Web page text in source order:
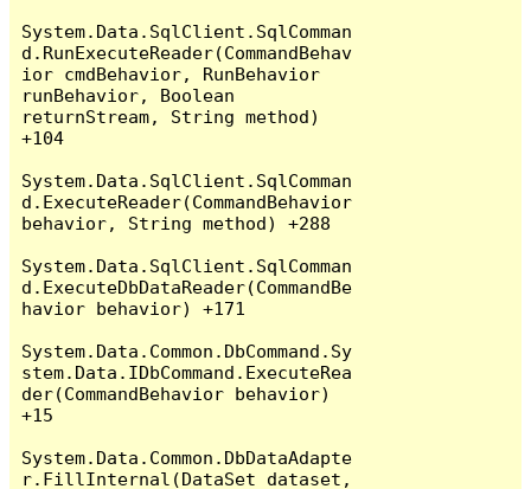
System.Data.SqlClient.SqlComman
d.RunExecuteReader(CommandBehav
ior cmdBehavior, RunBehavior
runBehavior, Boolean
returnStream, String method)
+104
System.Data.SqlClient.SqlComman
d.ExecuteReader(CommandBehavior
behavior, String method) +288
System.Data.SqlClient.SqlComman
d.ExecuteDbDataReader(CommandBe
havior behavior) +171
System.Data.Common.DbCommand.Sy
stem.Data.IDbCommand.ExecuteRea
der(CommandBehavior behavior)
+15
System.Data.Common.DbDataAdapte
r.FillInternal(DataSet dataset,